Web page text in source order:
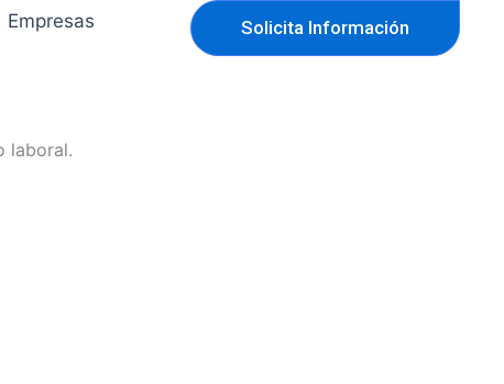
Empresas Solicita Información
laboral.